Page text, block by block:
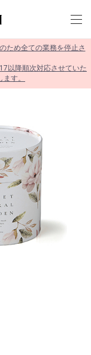
ため全ての業務を停止さ
以降順次対応させていた
す。